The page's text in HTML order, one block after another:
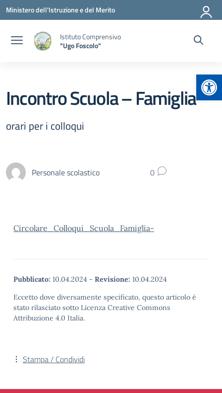
Vai ai contenuti
Vai al menu di navigazione
Vai al footer
Ministero dell'Istruzione e del Merito
Istituto Comprensivo
"Ugo Foscolo"
Incontro Scuola – Famiglia
orari per i colloqui
Personale scolastico 0
Circolare_Colloqui_Scuola_Famiglia-
Pubblicato: 10.04.2024 - Revisione: 10.04.2024
Eccetto dove diversamente specificato, questo articolo è
stato rilasciato sotto Licenza Creative Commons
Attribuzione 4.0 Italia.
Stampa / Condividi